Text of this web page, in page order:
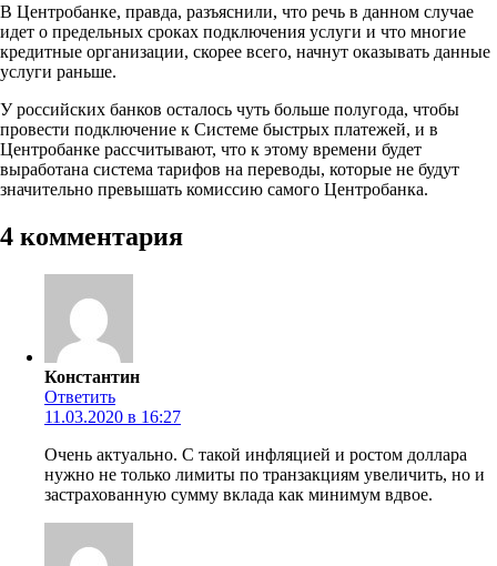
В Центробанке, правда, разъяснили, что речь в данном случае
идет о предельных сроках подключения услуги и что многие
кредитные организации, скорее всего, начнут оказывать данные
услуги раньше.
У российских банков осталось чуть больше полугода, чтобы
провести подключение к Системе быстрых платежей, и в
Центробанке рассчитывают, что к этому времени будет
выработана система тарифов на переводы, которые не будут
значительно превышать комиссию самого Центробанка.
4 комментария
Константин
Ответить
11.03.2020 в 16:27
Очень актуально. С такой инфляцией и ростом доллара
нужно не только лимиты по транзакциям увеличить, но и
застрахованную сумму вклада как минимум вдвое.